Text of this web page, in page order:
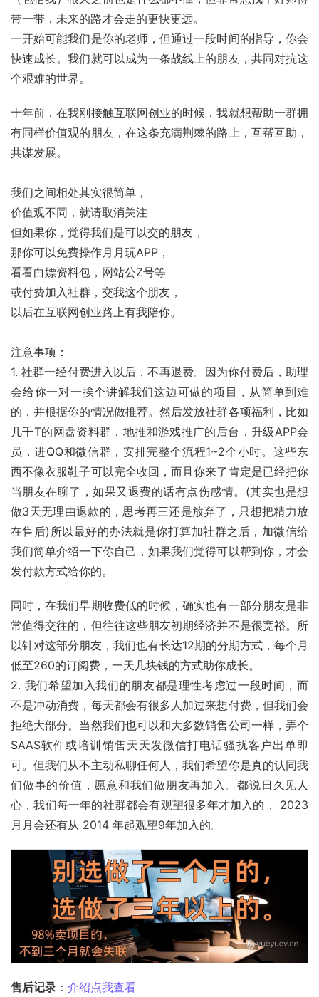
带一带，未来的路才会走的更快更远。
一开始可能我们是你的老师，但通过一段时间的指导，你会
快速成长。我们就可以成为一条战线上的朋友，共同对抗这
个艰难的世界。
十年前，在我刚接触互联网创业的时候，我就想帮助一群拥
有同样价值观的朋友，在这条充满荆棘的路上，互帮互助，
共谋发展。
我们之间相处其实很简单，
价值观不同，就请取消关注
但如果你，觉得我们是可以交的朋友，
那你可以免费操作月月玩APP，
看看白嫖资料包，网站公Z号等
或付费加入社群，交我这个朋友，
以后在互联网创业路上有我陪你。
注意事项：
1. 社群一经付费进入以后，不再退费。因为你付费后，助理
会给你一对一挨个讲解我们这边可做的项目，从简单到难
的，并根据你的情况做推荐。然后发放社群各项福利，比如
几千T的网盘资料群，地推和游戏推广的后台，升级APP会
员，进QQ和微信群，安排完整个流程1~2个小时。这些东
西不像衣服鞋子可以完全收回，而且你来了肯定是已经把你
当朋友在聊了，如果又退费的话有点伤感情。(其实也是想
做3天无理由退款的，思考再三还是放弃了，只想把精力放
在售后)所以最好的办法就是你打算加社群之后，加微信给
我们简单介绍一下你自己，如果我们觉得可以帮到你，才会
发付款方式给你的。
同时，在我们早期收费低的时候，确实也有一部分朋友是非
常值得交往的，但往往这些朋友初期经济并不是很宽裕。所
以针对这部分朋友，我们也有长达12期的分期方式，每个月
低至260的订阅费，一天几块钱的方式助你成长。
2. 我们希望加入我们的朋友都是理性考虑过一段时间，而
不是冲动消费，每天都会有很多人加过来想付费，但我们会
拒绝大部分。当然我们也可以和大多数销售公司一样，弄个
SAAS软件或培训销售天天发微信打电话骚扰客户出单即
可。但我们从不主动私聊任何人，我们希望你是真的认同我
们做事的价值，愿意和我们做朋友再加入。都说日久见人
心，我们每一年的社群都会有观望很多年才加入的， 2023
月月会还有从 2014 年起观望9年加入的。
售后记录 ： 介绍点我查看